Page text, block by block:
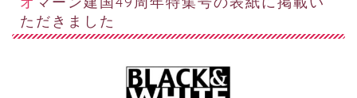
ただきました